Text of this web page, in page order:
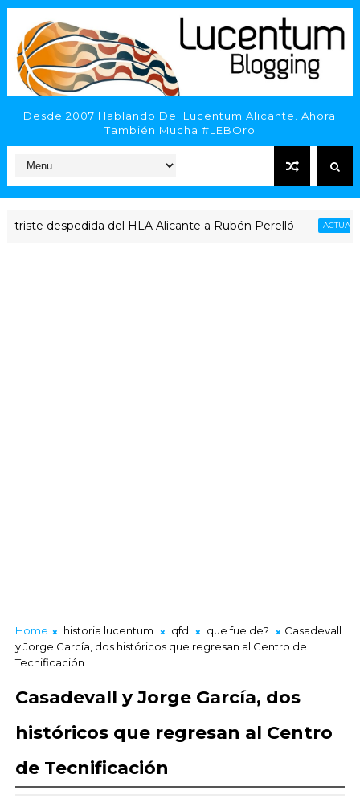
Desde 2007 Hablando Del Lucentum Alicante. Ahora
También Mucha #LEBOro
despedida del HLA Alicante a Rubén Perelló ACTUALIDAD
Home historia lucentum qfd que fue de?
Casadevall
y Jorge García, dos históricos que regresan al Centro de
Tecnificación
Casadevall y Jorge García, dos
históricos que regresan al Centro
de Tecnificación